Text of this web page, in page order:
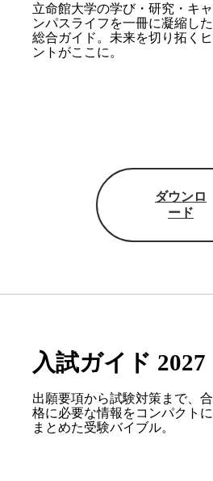
立命館大学の学び・研究・キャ
ンパスライフを一冊に凝縮した
総合ガイド。 未来を切り拓くヒ
ントがここに。
ダウンロ
ード
入試ガイド 2027
出願要項から試験対策まで、合
格に必要な情報をコンパクトに
まとめた受験バイブル。